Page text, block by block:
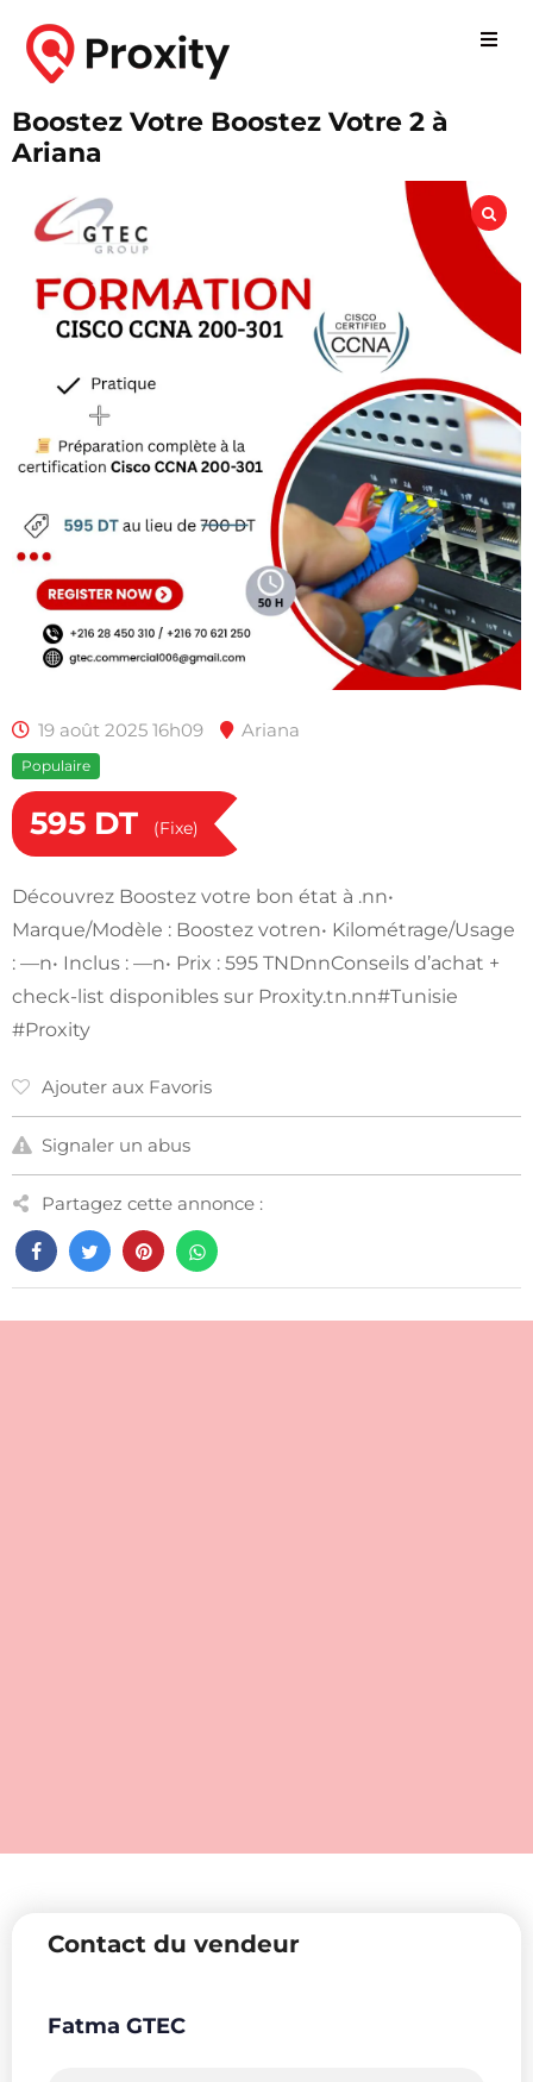
Boostez Votre Boostez Votre 2 à
Ariana
19 août 2025 16h09 Ariana
Populaire
595 DT (Fixe)
Découvrez Boostez votre bon état à .nn•
Marque/Modèle : Boostez votren• Kilométrage/Usage
: —n• Inclus : —n• Prix : 595 TNDnnConseils d’achat +
check-list disponibles sur Proxity.tn.nn#Tunisie
#Proxity
Ajouter aux Favoris
Signaler un abus
Partagez cette annonce :
Contact du vendeur
Fatma GTEC